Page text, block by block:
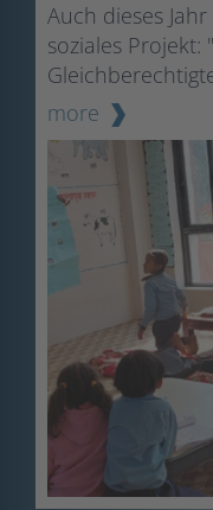
Auch dieses
soziales Projekt:
more